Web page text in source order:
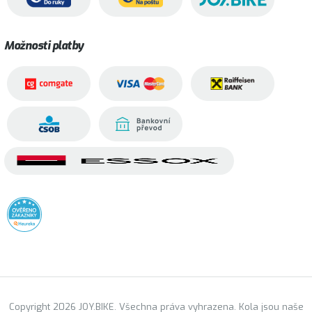
Možnosti platby
Copyright 2026 JOY.BIKE. Všechna práva vyhrazena. Kola jsou naše